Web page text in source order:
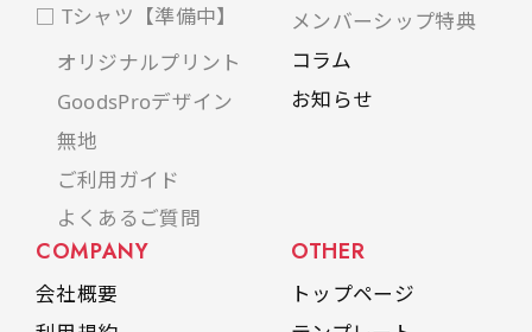
□ Tシャツ【準備中】
オリジナルプリント
GoodsProデザイン
無地
ご利用ガイド
よくあるご質問
メンバーシップ特典
コラム
お知らせ
COMPANY
会社概要
OTHER
トップページ